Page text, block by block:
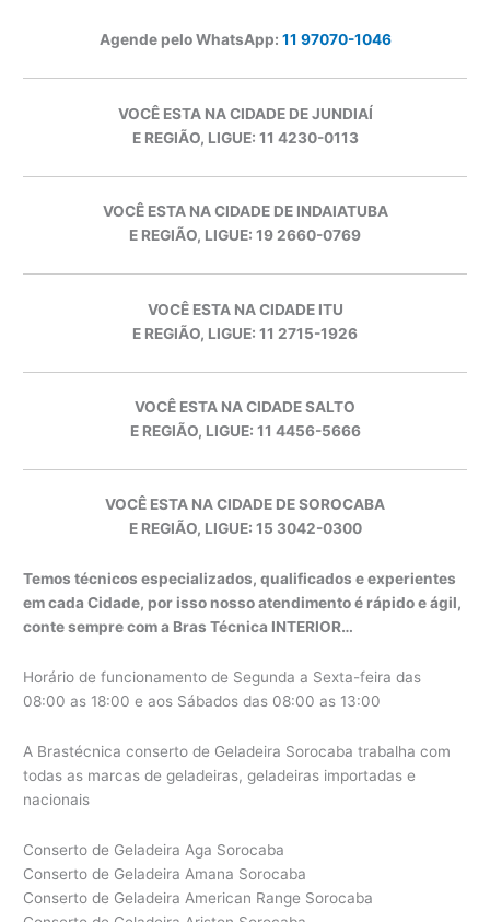
Agende pelo WhatsApp: 11 97070-1046
VOCÊ ESTA NA CIDADE DE JUNDIAÍ
E REGIÃO, LIGUE: 11 4230-0113
VOCÊ ESTA NA CIDADE DE INDAIATUBA
E REGIÃO, LIGUE: 19 2660-0769
VOCÊ ESTA NA CIDADE ITU
E REGIÃO, LIGUE: 11 2715-1926
VOCÊ ESTA NA CIDADE SALTO
E REGIÃO, LIGUE: 11 4456-5666
VOCÊ ESTA NA CIDADE DE SOROCABA
E REGIÃO, LIGUE: 15 3042-0300
Temos técnicos especializados, qualificados e experientes
em cada Cidade, por isso nosso atendimento é rápido e ágil,
conte sempre com a Bras Técnica INTERIOR…
Horário de funcionamento de Segunda a Sexta-feira das
08:00 as 18:00 e aos Sábados das 08:00 as 13:00
A Brastécnica conserto de Geladeira Sorocaba trabalha com
todas as marcas de geladeiras, geladeiras importadas e
nacionais
Conserto de Geladeira Aga Sorocaba
Conserto de Geladeira Amana Sorocaba
Conserto de Geladeira American Range Sorocaba